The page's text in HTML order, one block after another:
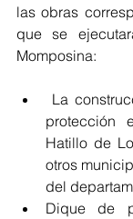
las obras
que se
Momposina:
protección
Hatillo de
otros
del
Dique de